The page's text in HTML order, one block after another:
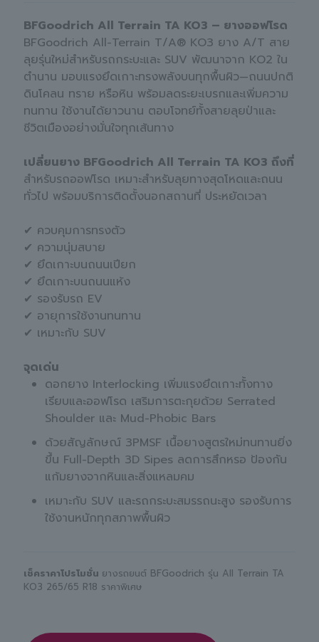
BFGoodrich All Terrain TA KO3 – ยางออฟโรด
BFGoodrich All-Terrain T/A® KO3 ยาง A/T สาย
ลุยรุ่นใหม่สำหรับรถกระบะและ SUV พัฒนาจาก KO2 ใน
ตำนาน มอบแรงยึดเกาะทรงพลังบนทุกพื้นผิว—ถนนปกติ
ดินโคลน ทราย หรือหิน พร้อมลดระยะเบรกและเพิ่มความ
ทนทาน ใช้งานได้ยาวนาน ตอบโจทย์ทั้งสายลุยป่าและ
ชีวิตเมืองอย่างมั่นใจทุกเส้นทาง
เปลี่ยนยาง BFGoodrich All Terrain TA KO3 ถึงที่
สำหรับรถออฟโรด เหมาะสำหรับลุยทางสุดโหดและถนน
ทั่วไป พร้อมบริการติดตั้งนอกสถานที่ ประหยัดเวลา
✔ ควบคุมการทรงตัว
✔ ความนุ่มสบาย
✔ ยึดเกาะบนถนนเปียก
✔ ยึดเกาะบนถนนแห้ง
✔ รองรับรถ EV
✔ อายุการใช้งานทนทาน
✔ เหมาะกับ SUV
จุดเด่น
ดอกยาง Interlocking เพิ่มแรงยึดเกาะทั้งทาง
เรียบและออฟโรด เสริมการตะกุยด้วย Serrated
Shoulder และ Mud-Phobic Bars
ด้วยสัญลักษณ์ 3PMSF เนื้อยางสูตรใหม่ทนทานยิ่ง
ขึ้น Full-Depth 3D Sipes ลดการสึกหรอ ป้องกัน
แก้มยางจากหินและสิ่งแหลมคม
เหมาะกับ SUV และรถกระบะสมรรถนะสูง รองรับการ
ใช้งานหนักทุกสภาพพื้นผิว
เช็คราคาโปรโมชั่น ยางรถยนต์ BFGoodrich รุ่น All Terrain TA
KO3 265/65 R18 ราคาพิเศษ